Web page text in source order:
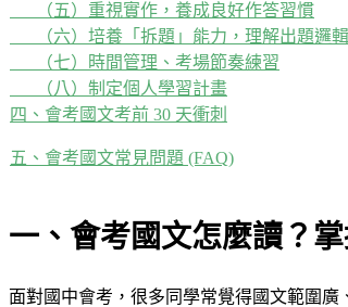
（五）重視實作，養成良好作答習慣
（六）培養「拆題」能力，理解出題邏輯
（七）時間管理、考場節奏練習
（八）制定個人學習計畫
四、會考國文考前 30 天衝刺
五、會考國文常見問題 (FAQ)
一、會考國文怎麼讀？
面對國中會考，很多同學常覺得國文範圍